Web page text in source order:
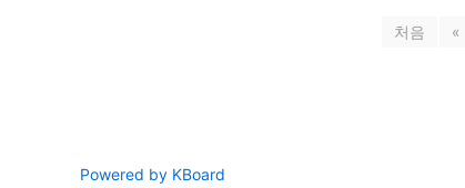
처음 «
Powered by KBoard